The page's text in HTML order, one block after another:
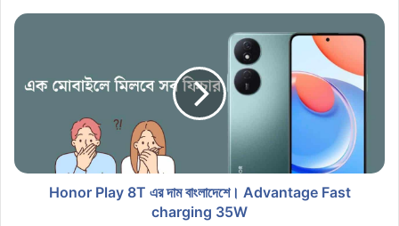
Honor Play 8T এর দাম বাংলাদেশে। Advantage Fast
charging 35W